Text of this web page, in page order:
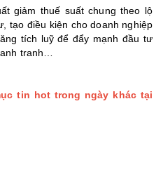
giảm thuế suất chung theo lộ
tạo điều kiện cho doanh nghiệp
tích luỹ để đẩy mạnh đầu tư
tranh…
tin hot trong ngày khác tại